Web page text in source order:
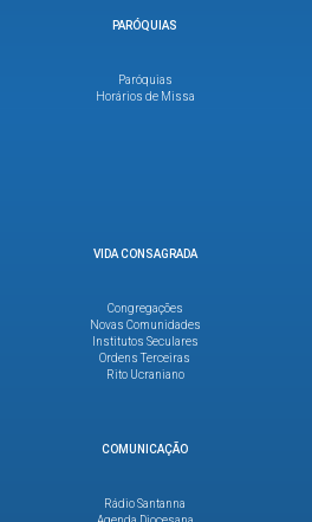
PARÓQUIAS
Paróquias
Horários de Missa
VIDA CONSAGRADA
Congregações
Novas Comunidades
Institutos Seculares
Ordens Terceiras
Rito Ucraniano
COMUNICAÇÃO
Rádio Santanna